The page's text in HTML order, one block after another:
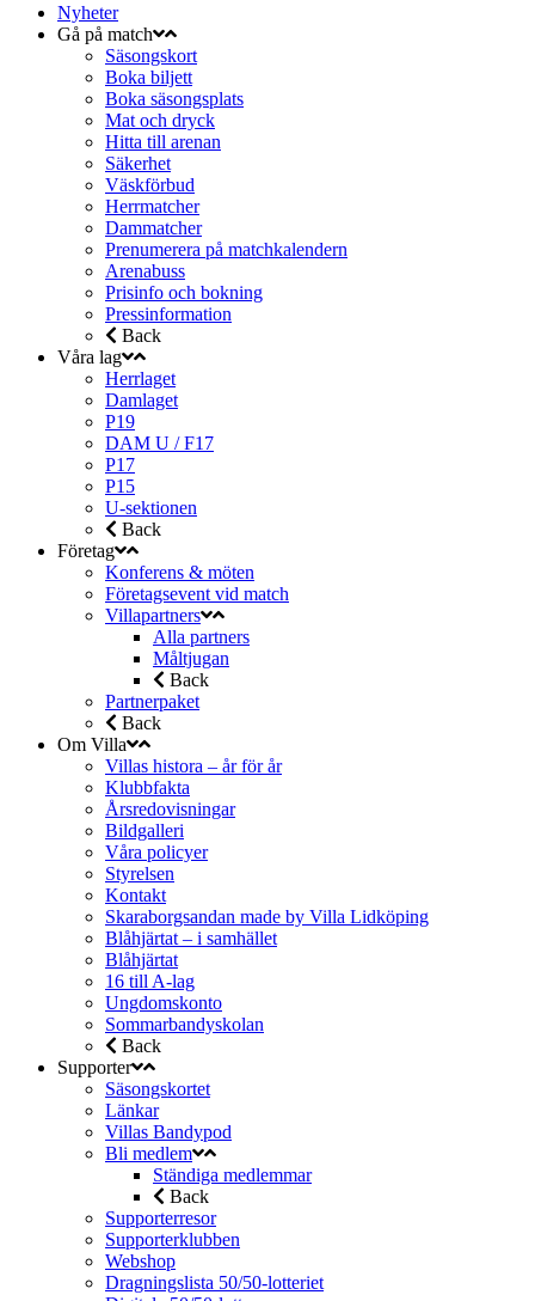
Nyheter
Gå på match
Säsongskort
Boka biljett
Boka säsongsplats
Mat och dryck
Hitta till arenan
Säkerhet
Väskförbud
Herrmatcher
Dammatcher
Prenumerera på matchkalendern
Arenabuss
Prisinfo och bokning
Pressinformation
Back
Våra lag
Herrlaget
Damlaget
P19
DAM U / F17
P17
P15
U-sektionen
Back
Företag
Konferens & möten
Företagsevent vid match
Villapartners
Alla partners
Måltjugan
Back
Partnerpaket
Back
Om Villa
Villas histora – år för år
Klubbfakta
Årsredovisningar
Bildgalleri
Våra policyer
Styrelsen
Kontakt
Skaraborgsandan made by Villa Lidköping
Blåhjärtat – i samhället
Blåhjärtat
16 till A-lag
Ungdomskonto
Sommarbandyskolan
Back
Supporter
Säsongskortet
Länkar
Villas Bandypod
Bli medlem
Ständiga medlemmar
Back
Supporterresor
Supporterklubben
Webshop
Dragningslista 50/50-lotteriet